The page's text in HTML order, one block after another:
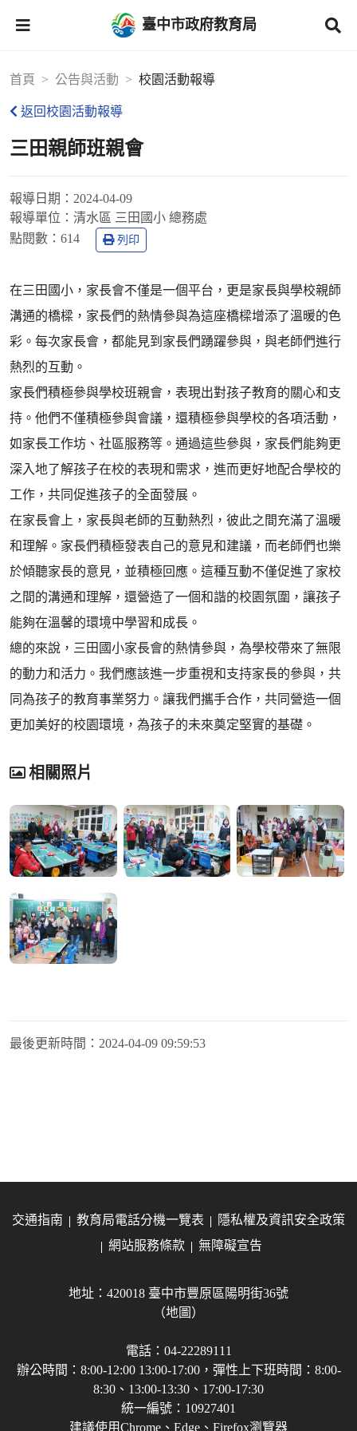
臺中市政府教育局
首頁 公告與活動 校園活動報導
返回校園活動報導
三田親師班親會
報導日期： 2024-04-09
報導單位： 清水區 三田國小 總務處
點閱數： 614 列印
在三田國小，家長會不僅是一個平台，更是家長與學校親師
溝通的橋樑，家長們的熱情參與為這座橋樑增添了溫暖的色
彩。每次家長會，都能見到家長們踴躍參與，與老師們進行
熱烈的互動。
家長們積極參與學校班親會，表現出對孩子教育的關心和支
持。他們不僅積極參與會議，還積極參與學校的各項活動，
如家長工作坊、社區服務等。通過這些參與，家長們能夠更
深入地了解孩子在校的表現和需求，進而更好地配合學校的
工作，共同促進孩子的全面發展。
在家長會上，家長與老師的互動熱烈，彼此之間充滿了溫暖
和理解。家長們積極發表自己的意見和建議，而老師們也樂
於傾聽家長的意見，並積極回應。這種互動不僅促進了家校
之間的溝通和理解，還營造了一個和諧的校園氛圍，讓孩子
能夠在溫馨的環境中學習和成長。
總的來說，三田國小家長會的熱情參與，為學校帶來了無限
的動力和活力。我們應該進一步重視和支持家長的參與，共
同為孩子的教育事業努力。讓我們攜手合作，共同營造一個
更加美好的校園環境，為孩子的未來奠定堅實的基礎。
相關照片
最後更新時間： 2024-04-09 09:59:53
交通指南 教育局電話分機一覽表
隱私權及資訊安全政策
網站服務條款
無障礙宣告
地址：420018 臺中市豐原區陽明街36號
（地圖）
電話：04-22289111
辦公時間：8:00-12:00 13:00-17:00，彈性上下班時間：8:00-
8:30、13:00-13:30、17:00-17:30
統一編號：10927401
建議使用Chrome、Edge、Firefox瀏覽器